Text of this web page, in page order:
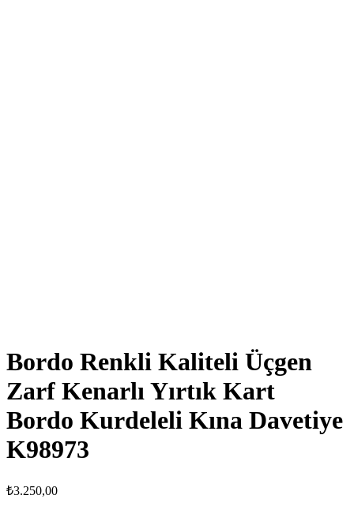
Bordo Renkli Kaliteli Üçgen
Zarf Kenarlı Yırtık Kart
Bordo Kurdeleli Kına Davetiye
K98973
₺3.250,00